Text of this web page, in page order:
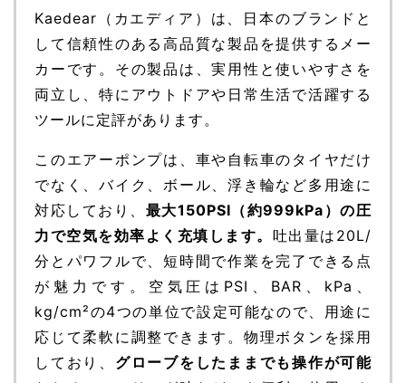
Kaedear（カエディア）は、日本のブランドと
して信頼性のある高品質な製品を提供するメー
カーです。その製品は、実用性と使いやすさを
両立し、特にアウトドアや日常生活で活躍する
ツールに定評があります。
このエアーポンプは、車や自転車のタイヤだけ
でなく、バイク、ボール、浮き輪など多用途に
対応しており、 最大150PSI（約999kPa）の圧
力で空気を効率よく充填します。 吐出量は20L/
分とパワフルで、短時間で作業を完了できる点
が魅力です。空気圧はPSI、BAR、kPa、
kg/cm²の4つの単位で設定可能なので、用途に
応じて柔軟に調整できます。物理ボタンを採用
しており、 グローブをしたままでも操作が可能